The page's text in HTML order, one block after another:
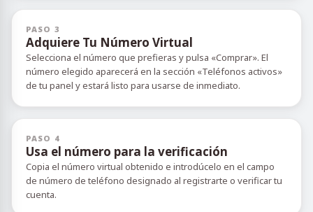
PASO 3
Adquiere Tu Número Virtual
Selecciona el número que prefieras y pulsa «Comprar». El
número elegido aparecerá en la sección «Teléfonos activos»
de tu panel y estará listo para usarse de inmediato.
PASO 4
Usa el número para la verificación
Copia el número virtual obtenido e introdúcelo en el campo
de número de teléfono designado al registrarte o verificar tu
cuenta.